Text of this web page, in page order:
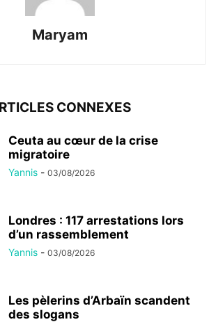
Maryam
CONNEXES
Ceuta au cœur de la crise
migratoire
Yannis - 03/08/2026
Londres : 117 arrestations lors
d’un rassemblement
Yannis - 03/08/2026
Les pèlerins d’Arbaïn scandent
des slogans